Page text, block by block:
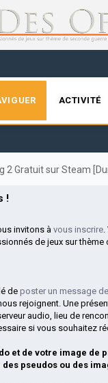
ACTIVITÉ
2 Gratuit sur Steam
!
invitons àvous inscrire
de jeux sur
de poster un message
rejoignent. Une
audio, lieu de
si vous souhaitez
et de votre image
pseudos ou des